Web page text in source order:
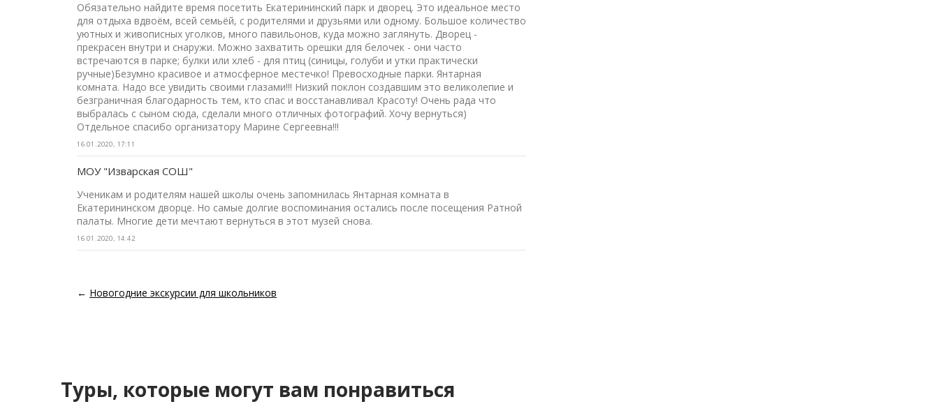
Обязательно найдите время посетить Екатерининский парк и дворец. Это идеальное место
для отдыха вдвоём, всей семьёй, с родителями и друзьями или одному. Большое количество
уютных и живописных уголков, много павильонов, куда можно заглянуть. Дворец -
прекрасен внутри и снаружи. Можно захватить орешки для белочек - они часто
встречаются в парке; булки или хлеб - для птиц (синицы, голуби и утки практически
ручные)Безумно красивое и атмосферное местечко! Превосходные парки. Янтарная
комната. Надо все увидить своими глазами!!! Низкий поклон создавшим это великолепие и
безграничная благодарность тем, кто спас и восстанавливал Красоту! Очень рада что
выбралась с сыном сюда, сделали много отличных фотографий. Хочу вернуться)
Отдельное спасибо организатору Марине Сергеевна!!!
16.01.2020, 17:11
МОУ "Изварская СОШ"
Ученикам и родителям нашей школы очень запомнилась Янтарная комната в
Екатерининском дворце. Но самые долгие воспоминания остались после посещения Ратной
палаты. Многие дети мечтают вернуться в этот музей снова.
16.01.2020, 14:42
← Новогодние экскурсии для школьников
Туры, которые могут вам понравиться